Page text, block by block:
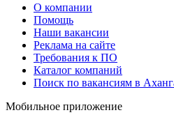
О компании
Помощь
Наши вакансии
Реклама на сайте
Требования к ПО
Каталог компаний
Поиск по вакансиям в
Мобильное приложение